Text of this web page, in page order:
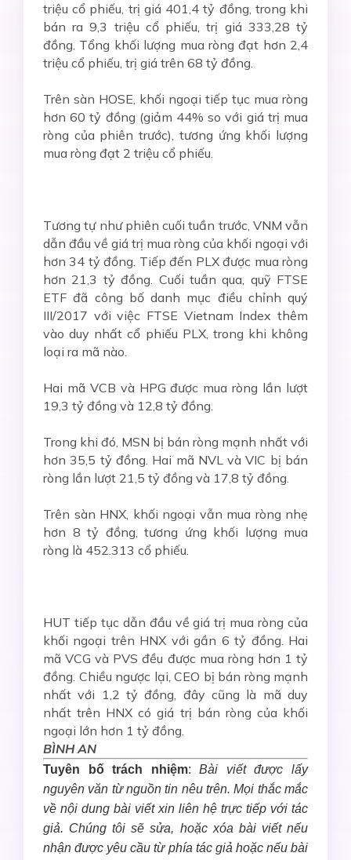
triệu cổ phiếu, trị giá 401,4 tỷ đồng, trong khi
bán ra 9,3 triệu cổ phiếu, trị giá 333,28 tỷ
đồng. Tổng khối lượng mua ròng đạt hơn 2,4
triệu cổ phiếu, trị giá trên 68 tỷ đồng.
Trên sàn HOSE, khối ngoại tiếp tục mua ròng
hơn 60 tỷ đồng (giảm 44% so với giá trị mua
ròng của phiên trước), tương ứng khối lượng
mua ròng đạt 2 triệu cổ phiếu.
Tương tự như phiên cuối tuần trước, VNM vẫn
dẫn đầu về giá trị mua ròng của khối ngoại với
hơn 34 tỷ đồng. Tiếp đến PLX được mua ròng
hơn 21,3 tỷ đồng. Cuối tuần qua, quỹ FTSE
ETF đã công bố danh mục điều chỉnh quý
III/2017 với việc FTSE Vietnam Index thêm
vào duy nhất cổ phiếu PLX, trong khi không
loại ra mã nào.
Hai mã VCB và HPG được mua ròng lần lượt
19,3 tỷ đồng và 12,8 tỷ đồng.
Trong khi đó, MSN bị bán ròng mạnh nhất với
hơn 35,5 tỷ đồng. Hai mã NVL và VIC bị bán
ròng lần lượt 21,5 tỷ đồng và 17,8 tỷ đồng.
Trên sàn HNX, khối ngoại vẫn mua ròng nhẹ
hơn 8 tỷ đồng, tương ứng khối lượng mua
ròng là 452.313 cổ phiếu.
HUT tiếp tục dẫn đầu về giá trị mua ròng của
khối ngoại trên HNX với gần 6 tỷ đồng. Hai
mã VCG và PVS đều được mua ròng hơn 1 tỷ
đồng. Chiều ngược lại, CEO bị bán ròng mạnh
nhất với 1,2 tỷ đồng, đây cũng là mã duy
nhất trên HNX có giá trị bán ròng của khối
ngoại lớn hơn 1 tỷ đồng.
BÌNH AN
Tuyên bố trách nhiệm:Bài viết được lấy
nguyên văn từ nguồn tin nêu trên. Mọi thắc mắc
về nội dung bài viết xin liên hệ trực tiếp với tác
giả. Chúng tôi sẽ sửa, hoặc xóa bài viết nếu
nhận được yêu cầu từ phía tác giả hoặc nếu bài